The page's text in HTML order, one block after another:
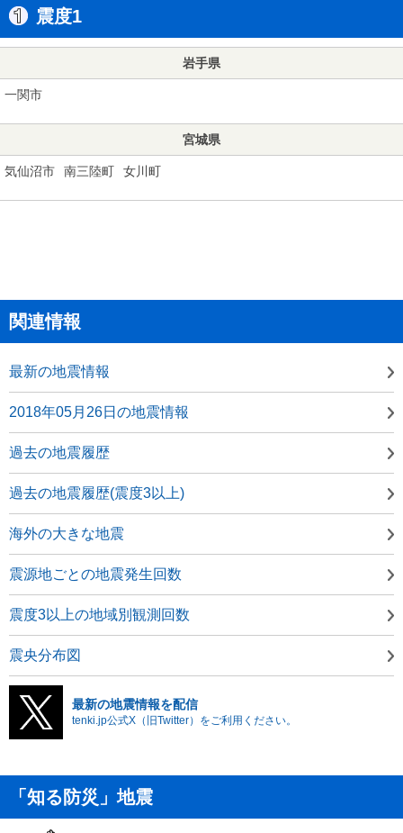
震度1
岩手県
一関市
宮城県
気仙沼市 南三陸町 女川町
関連情報
最新の地震情報
2018年05月26日の地震情報
過去の地震履歴
過去の地震履歴(震度3以上)
海外の大きな地震
震源地ごとの地震発生回数
震度3以上の地域別観測回数
震央分布図
最新の地震情報を配信
tenki.jp公式X（旧Twitter）をご利用ください。
「知る防災」地震